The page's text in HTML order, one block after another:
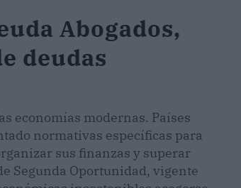
Abogados,
deudas
economías modernas. Países
normativas específicas para
sus finanzas y superar
Segunda Oportunidad, vigente